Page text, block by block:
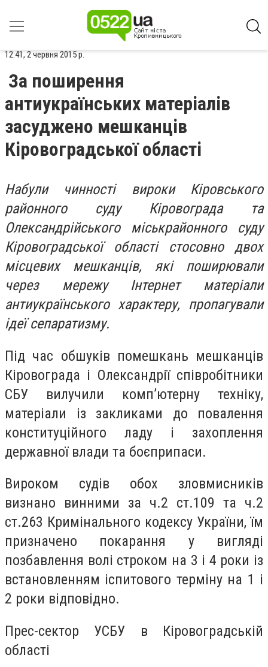
12:41, 2 червня 2015 р.
За поширення
антиукраїнських матеріалів
засуджено мешканців
Кіровоградської області
Набули чинності вироки Кіровського
районного суду Кіровограда та
Олександрійського міськрайонного суду
Кіровоградської області стосовно двох
місцевих мешканців, які поширювали
через мережу Інтернет матеріали
антиукраїнського характеру, пропагували
ідеї сепаратизму.
Під час обшуків помешкань мешканців
Кіровограда і Олександрії співробітники
СБУ вилучили комп’ютерну техніку,
матеріали із закликами до повалення
конституційного ладу і захоплення
державної влади та боєприпаси.
Вироком судів обох зловмисників
визнано винними за ч.2 ст.109 та ч.2
ст.263 Кримінального кодексу України, їм
призначено покарання у вигляді
позбавлення волі строком на 3 і 4 роки із
встановленням іспитового терміну на 1 і
2 роки відповідно.
Прес-сектор УСБУ в Кіровоградській
області